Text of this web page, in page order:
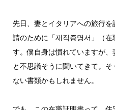
先日、妻とイタリアへの旅行
請のために「재직증명서」（
す。僕自身は慣れていますが、
と不思議そうに聞いてきて。
ない書類かもしれません。